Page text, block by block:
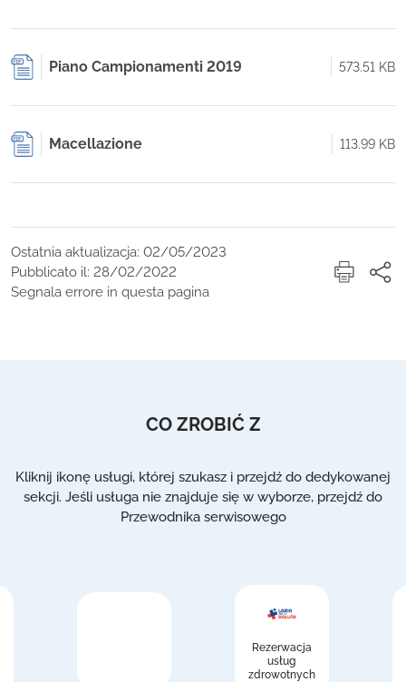
Piano Campionamenti 2019 573.51 KB
Macellazione 113.99 KB
Ostatnia aktualizacja: 02/05/2023
Pubblicato il: 28/02/2022
Segnala errore in questa pagina
CO ZROBIĆ Z
Kliknij ikonę usługi, której szukasz i przejdź do dedykowanej
sekcji. Jeśli usługa nie znajduje się w wyborze, przejdź do
Przewodnika serwisowego
Rezerwacja
usług
zdrowotnych